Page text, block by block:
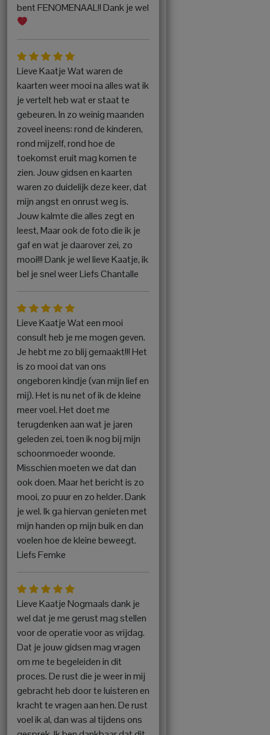
bent FENOMENAAL!! Dank je wel
Lieve Kaatje Wat waren de
kaarten weer mooi na alles wat ik
je vertelt heb wat er staat te
gebeuren. In zo weinig maanden
zoveel ineens: rond de kinderen,
rond mijzelf, rond hoe de
toekomst eruit mag komen te
zien. Jouw gidsen en kaarten
waren zo duidelijk deze keer, dat
mijn angst en onrust weg is.
Jouw kalmte die alles zegt en
leest, Maar ook de foto die ik je
gaf en wat je daarover zei, zo
mooi!!! Dank je wel lieve Kaatje, ik
bel je snel weer Liefs Chantalle
Lieve Kaatje Wat een mooi
consult heb je me mogen geven.
Je hebt me zo blij gemaakt!!! Het
is zo mooi dat van ons
ongeboren kindje (van mijn lief en
mij). Het is nu net of ik de kleine
meer voel. Het doet me
terugdenken aan wat je jaren
geleden zei, toen ik nog bij mijn
schoonmoeder woonde.
Misschien moeten we dat dan
ook doen. Maar het bericht is zo
mooi, zo puur en zo helder. Dank
je wel. Ik ga hiervan genieten met
mijn handen op mijn buik en dan
voelen hoe de kleine beweegt.
Liefs Femke
Lieve Kaatje Nogmaals dank je
wel dat je me gerust mag stellen
voor de operatie voor as vrijdag.
Dat je jouw gidsen mag vragen
om me te begeleiden in dit
proces. De rust die je weer in mij
gebracht heb door te luisteren en
kracht te vragen aan hen. De rust
voel ik al, dan was al tijdens ons